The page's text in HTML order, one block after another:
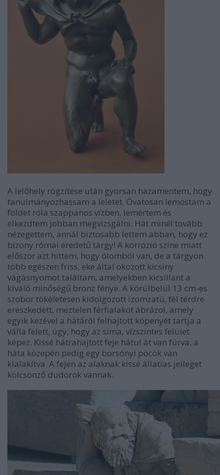
A lelőhely rögzítése után gyorsan hazamentem, hogy
tanulmányozhassam a leletet. Óvatosan lemostam a
földet róla szappanos vízben, lemértem és
elkezdtem jobban megvizsgálni. Hát minél tovább
nézegettem, annál biztosabb lettem abban, hogy ez
bizony római eredetű tárgy! A korrózió színe miatt
először azt hittem, hogy ólomból van, de a tárgyon
több egészen friss, eke által okozott kicsiny
vágásnyomot találtam, amelyekben kicsillant a
kiváló minőségű bronz fénye. A körülbelül 13 cm-es
szobor tökéletesen kidolgozott izomzatú, fél térdre
ereszkedett, meztelen férfialakot ábrázol, amely
egyik kezével a hátáról felhajtott köpenyét tartja a
válla felett, úgy, hogy az sima, vízszintes felület
képez. Kissé hátrahajtott feje hátul át van fúrva, a
háta közepén pedig egy borsónyi pöcök van
kialakítva. A fejen az alaknak kissé állatias jelleget
kölcsönző dudorok vannak.